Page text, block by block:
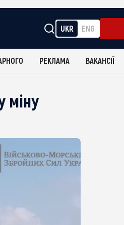
UKR ENG
РЕКЛАМА ВАКАНСІЇ
міну